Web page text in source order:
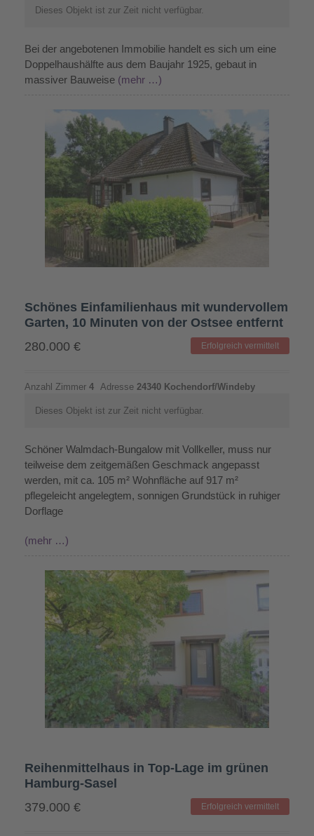
Dieses Objekt ist zur Zeit nicht verfügbar.
Bei der angebotenen Immobilie handelt es sich um eine
Doppelhaushälfte aus dem Baujahr 1925, gebaut in
massiver Bauweise (mehr …)
Schönes Einfamilienhaus mit wundervollem
Garten, 10 Minuten von der Ostsee entfernt
280.000 € Erfolgreich vermittelt
Anzahl Zimmer 4 Adresse 24340 Kochendorf/Windeby
Dieses Objekt ist zur Zeit nicht verfügbar.
Schöner Walmdach-Bungalow mit Vollkeller, muss nur
teilweise dem zeitgemäßen Geschmack angepasst
werden, mit ca. 105 m² Wohnfläche auf 917 m²
pflegeleicht angelegtem, sonnigen Grundstück in ruhiger
Dorflage
(mehr …)
Reihenmittelhaus in Top-Lage im grünen
Hamburg-Sasel
379.000 € Erfolgreich vermittelt